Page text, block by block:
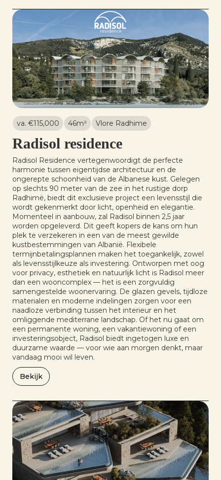
va. €115,000 46m² Vlore Radhime
Radisol residence
Radisol Residence vertegenwoordigt de perfecte
harmonie tussen eigentijdse architectuur en de
ongerepte schoonheid van de Albanese kust. Gelegen
op slechts 90 meter van de zee in het rustige dorp
Radhimë, biedt dit exclusieve project een levensstijl die
wordt gekenmerkt door licht, openheid en elegantie.
Momenteel in aanbouw, zal Radisol binnen 2,5 jaar
worden opgeleverd. Dit geeft kopers de kans om hun
plek te verzekeren in een van de meest gewilde
kustbestemmingen van Albanië. Flexibele
termijnbetalingsplannen maken het toegankelijk, zowel
als levensstijlkeuze als investering. Ontworpen met oog
voor privacy, esthetiek en natuurlijk licht is Radisol meer
dan een wooncomplex — het is een zorgvuldig
samengestelde woonervaring. De glazen gevels, tijdloze
materialen en moderne indelingen zorgen voor een
naadloze verbinding tussen het interieur en het
omliggende mediterrane landschap. Of het nu gaat om
een permanente woning, een vakantiewoning of een
investeringsobject, Radisol biedt ingetogen luxe en
duurzame waarde — voor wie aan morgen denkt, maar
vandaag mooi wil leven.
Bekijk